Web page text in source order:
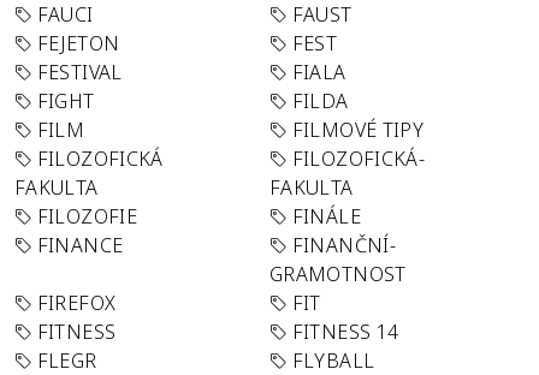
FAUCI
FAUST
FEJETON
FEST
FESTIVAL
FIALA
FIGHT
FILDA
FILM
FILMOVÉ TIPY
FILOZOFICKÁ
FAKULTA
FILOZOFICKÁ-
FAKULTA
FILOZOFIE
FINÁLE
FINANCE
FINANČNÍ-
GRAMOTNOST
FIREFOX
FIT
FITNESS
FITNESS 14
FLEGR
FLYBALL